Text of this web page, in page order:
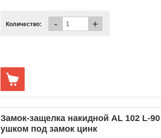
Количество: - +
Замок-защелка накидной AL 102 L-
ушком под замок цинк